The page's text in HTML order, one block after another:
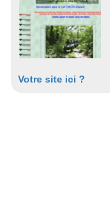
Votre site ici ?